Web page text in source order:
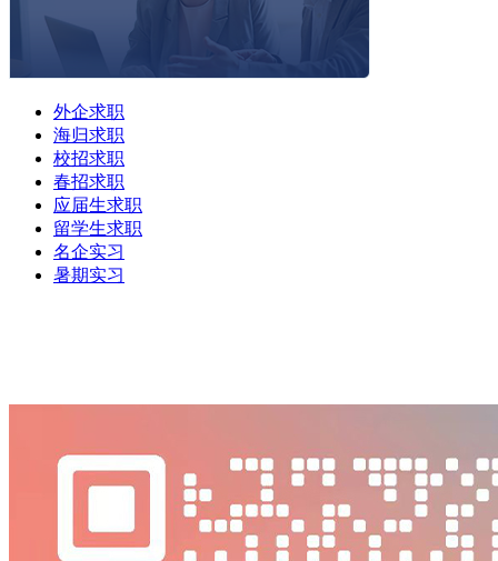
外企求职
海归求职
校招求职
春招求职
应届生求职
留学生求职
名企实习
暑期实习